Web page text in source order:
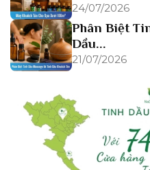
24/07/2026
Phân Biệt
Dầu...
21/07/2026